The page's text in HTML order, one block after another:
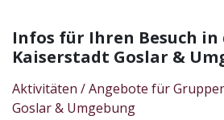
Infos für Ihren Besuch in
Kaiserstadt Goslar &
Aktivitäten / Angebote für
Goslar & Umgebung